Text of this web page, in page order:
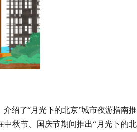
绍了“月光下的北京”城市夜游指南推
秋节、国庆节期间推出“月光下的北